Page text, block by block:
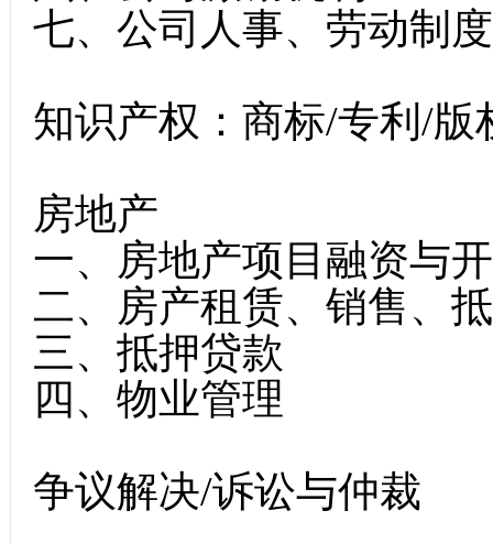
七、公司人事、劳动制
知识产权：商标/专利/
房地产
一、房地产项目融资与
二、房产租赁、销售、
三、抵押贷款
四、物业管理
争议解决/诉讼与仲裁